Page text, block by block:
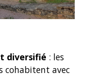
diversifié : les
cohabitent avec